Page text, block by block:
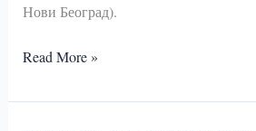
Нови Београд).
ПОЗИВ
Read More »